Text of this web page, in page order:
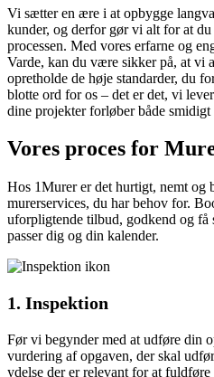
Vi sætter en ære i at opbygge
kunder, og derfor gør vi alt for at
processen. Med vores erfarne og
Varde, kan du være sikker på, at vi
opretholde de høje standarder, du
blotte ord for os – det er det, vi
dine projekter forløber både smidigt
Vores proces for
Hos 1Murer er det hurtigt, nemt og
murerservices, du har behov for.
uforpligtende tilbud, godkend og få
passer dig og din kalender.
1. Inspektion
Før vi begynder med at udføre din
vurdering af opgaven, der skal
ydelse der er relevant for at